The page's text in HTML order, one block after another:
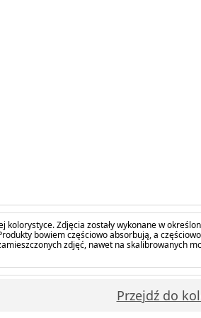
Zdjęcia zostały wykonane w
bowiem częściowo absorbują, a
zdjęć, nawet na skalibrowanych
Przejdź do